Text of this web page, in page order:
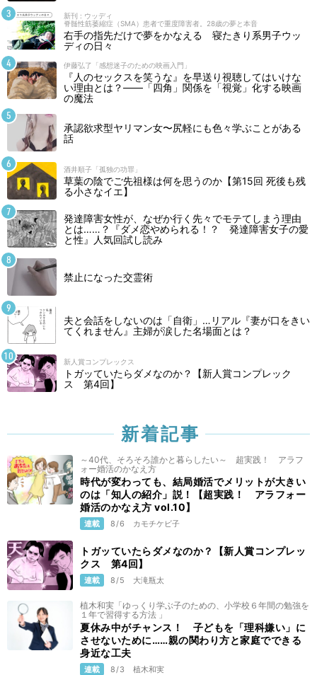
新刊 : ウッディ
脊髄性筋萎縮症（SMA）患者で重度障害者。28歳の夢と本音
右手の指先だけで夢をかなえる 寝たきり系男子ウッ
ディの日々
伊藤弘了「感想迷子のための映画入門」
『人のセックスを笑うな』を早送り視聴してはいけな
い理由とは？――「四角」関係を「視覚」化する映画
の魔法
承認欲求型ヤリマン女〜尻軽にも色々学ぶことがある
話
酒井順子「孤独の功罪」
草葉の陰でご先祖様は何を思うのか【第15回 死後も残
る小さなイエ】
発達障害女性が、なぜか行く先々でモテてしまう理由
とは……？『ダメ恋やめられる！？ 発達障害女子の愛
と性』人気回試し読み
禁止になった交霊術
夫と会話をしないのは「自衛」…リアル『妻が口をきい
てくれません』主婦が涙した名場面とは？
新人賞コンプレックス
トガッていたらダメなのか？【新人賞コンプレック
ス 第4回】
新着記事
～40代、そろそろ誰かと暮らしたい～ 超実践！ アラフ
ォー婚活のかなえ方
時代が変わっても、結局婚活でメリットが大きい
のは「知人の紹介」説！【超実践！ アラフォー
婚活のかなえ方 vol.10】
連載 8/6 カモチケビ子
トガッていたらダメなのか？【新人賞コンプレッ
クス 第4回】
連載 8/5 大滝瓶太
植木和実「ゆっくり学ぶ子のための、小学校６年間の勉強を
１年で習得する方法 」
夏休み中がチャンス！ 子どもを「理科嫌い」に
させないために……親の関わり方と家庭でできる
身近な工夫
連載 8/3 植木和実